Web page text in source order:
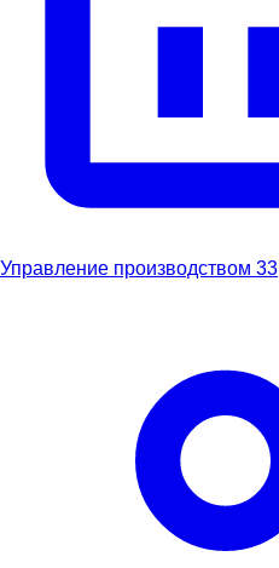
Управление производством 33